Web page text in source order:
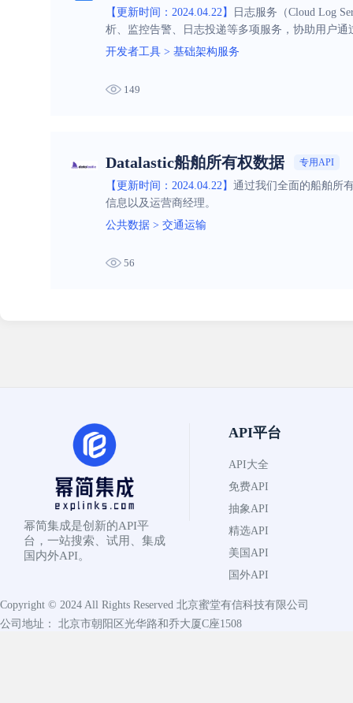
【更新时间：2024.04.22】
日志服务（Cloud Log
析、监控告警、日志投递等多项服务，协助用户
开发者工具 > 基础架构服务
149
Datalastic船舶所有权数据 专用API
【更新时间：2024.04.22】 通过我们全面的船舶所
信息以及运营商经理。
公共数据 > 交通运输
56
幂简集成是创新的API平
台，一站搜索、试用、集成
国内外API。
API平台
API大全
免费API
抽象API
精选API
美国API
国外API
Copyright © 2024 All Rights Reserved 北京蜜堂有信科技有限公司
公司地址： 北京市朝阳区光华路和乔大厦C座1508